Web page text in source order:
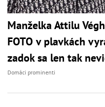
Manželka Attilu
FOTO v plavkách
zadok sa len tak
Domáci prominenti